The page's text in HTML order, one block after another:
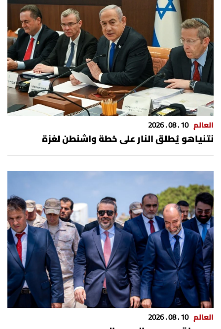
العالم 10 . 08 . 2026
نتنياهو يُطلق النار على خطة واشنطن لغزة
العالم 10 . 08 . 2026